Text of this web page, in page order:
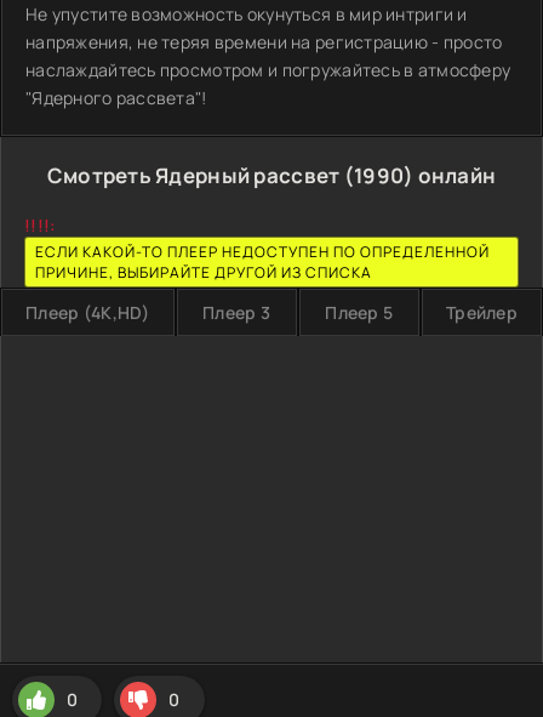
Не упустите возможность окунуться в мир интриги и
напряжения, не теряя времени на регистрацию - просто
наслаждайтесь просмотром и погружайтесь в атмосферу
"Ядерного рассвета"!
Смотреть Ядерный рассвет (1990) онлайн
!!!!:
ЕСЛИ КАКОЙ-ТО ПЛЕЕР НЕДОСТУПЕН ПО ОПРЕДЕЛЕННОЙ
ПРИЧИНЕ, ВЫБИРАЙТЕ ДРУГОЙ ИЗ СПИСКА
Плеер (4K,HD) Плеер 3 Плеер 5 Трейлер
0 0